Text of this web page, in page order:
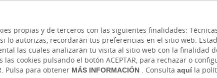
propias y de terceros con las siguientes finalidades:
lo autorizas, recordarán tus preferencias en el sitio web.
las cuales analizarán tu visita al sitio web con la
cookies pulsando el botón ACEPTAR, para rechazar o
Pulsa para obtener MÁS INFORMACIÓN. Consulta aquíla
e Inversión Seguros Atención digital Banca
AUTÓNOMOS Y EMPRENDEDORES